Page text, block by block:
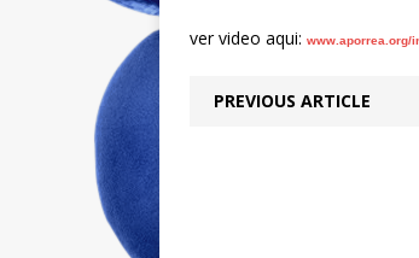
ver video aqui: www.aporrea.org/
PREVIOUS ARTICLE